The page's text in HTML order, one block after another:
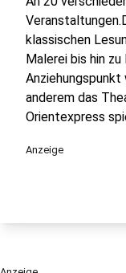
klassischen
Malerei bis hin
anderem das
Orientexpress
Anzeige